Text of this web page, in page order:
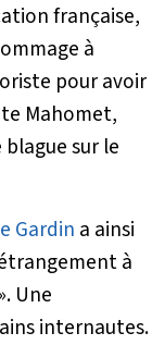
française,
à
pour avoir
Mahomet,
sur le
Gardin a ainsi
à
». Une
internautes.